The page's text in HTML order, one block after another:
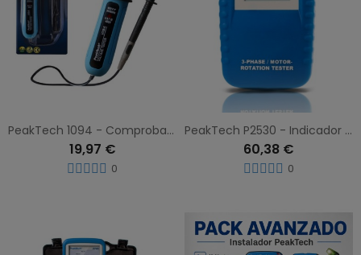
PeakTech 1094 - Comprobador de tensión bipolar 12-400 V AC/DC (IP54)
19,97 €
0
PeakTech P2530 - Indicador de dirección de motor trifásico lcd
60,38 €
0